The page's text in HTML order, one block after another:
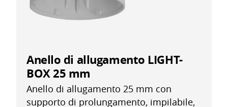
Anello di allugamento LIGHT-
BOX 25 mm
Anello di allugamento 25 mm con
supporto di prolungamento, impilabile,